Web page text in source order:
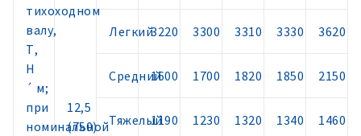
тихоходном
валу,
Т,
Н
´ м;
при
номинальной
12,5
(750)
Легкий3220 3300 3310 3330 3620
Средний1600 1700 1820 1850 2150
Тяжелый1190 1230 1320 1340 1460